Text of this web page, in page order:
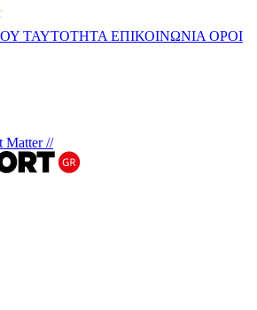
ΤΑΥΤΟΤΗΤΑ ΕΠΙΚΟΙΝΩΝΙΑ ΟΡΟΙ
Matter //